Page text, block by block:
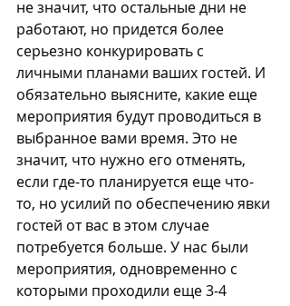
не значит, что остальные дни не
работают, но придется более
серьезно конкурировать с
личными планами ваших гостей. И
обязательно выясните, какие еще
мероприятия будут проводиться в
выбранное вами время. Это не
значит, что нужно его отменять,
если где-то планируется еще что-
то, но усилий по обеспечению явки
гостей от вас в этом случае
потребуется больше. У нас были
мероприятия, одновременно с
которыми проходили еще 3-4